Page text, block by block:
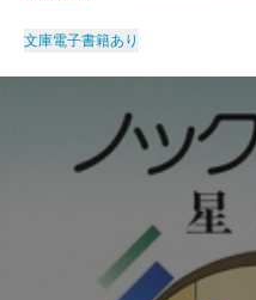
文庫電子書籍あり